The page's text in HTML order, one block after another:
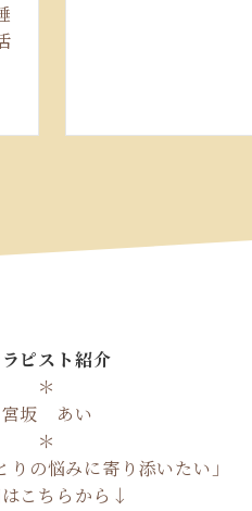
ピスト紹介
＊
宮坂 あい
＊
りの悩みに寄り添いたい」
こちらから↓